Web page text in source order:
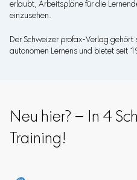
erlaubt, Arbeitspläne für die
einzusehen.
Der Schweizer profax-Verlag gehört
autonomen Lernens und bietet seit
Neu hier? – In 4
Training!